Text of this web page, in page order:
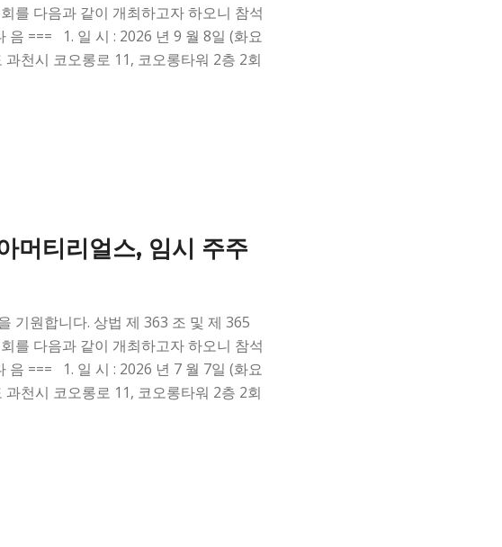
를 다음과 같이 개최하고자 하오니 참석
=== 1. 일 시 : 2026 년 9 월 8일 (화요
과천시 코오롱로 11, 코오롱타워 2층 2회
머티리얼스, 임시 주주
기원합니다. 상법 제 363 조 및 제 365
를 다음과 같이 개최하고자 하오니 참석
=== 1. 일 시 : 2026 년 7 월 7일 (화요
과천시 코오롱로 11, 코오롱타워 2층 2회